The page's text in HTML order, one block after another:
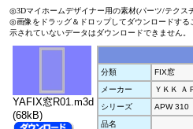
◎3Dマイホームデザイナー用の素材(パーツ/テクス
◎画像をドラッグ＆ドロップしてダウンロードす
示されていないデータはダウンロードできません。
YAFIX窓R01.m3d
(68kB)
分類
FIX窓
メーカー
ＹＫＫ Ａ
シリーズ
APW 310
品名